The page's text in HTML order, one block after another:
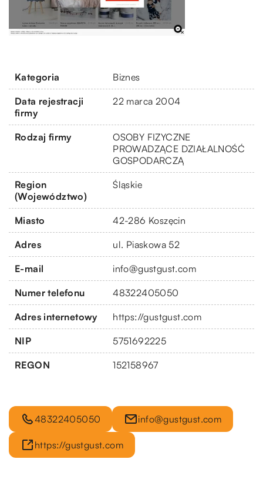
Kategoria Biznes
Data rejestracji
firmy
22 marca 2004
Rodzaj firmy
OSOBY FIZYCZNE
PROWADZĄCE DZIAŁALNOŚĆ
GOSPODARCZĄ
Region
(Województwo)
Śląskie
Miasto 42-286 Koszęcin
Adres ul. Piaskowa 52
E-mail info@gustgust.com
Numer telefonu 48322405050
Adres internetowy https://gustgust.com
NIP 5751692225
REGON 152158967
48322405050 info@gustgust.com
https://gustgust.com